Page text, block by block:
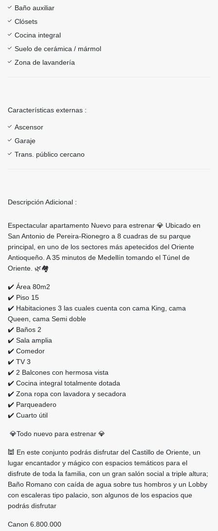
Baño auxiliar
Clósets
Cocina integral
Suelo de cerámica / mármol
Zona de lavandería
Características externas :
Ascensor
Garaje
Trans. público cercano
Descripción Adicional :
Espectacular apartamento Nuevo para estrenar 💎 Ubicado en
San Antonio de Pereira-Rionegro a 8 cuadras de su parque
principal, en uno de los sectores más apetecidos del Oriente
Antioqueño. A 35 minutos de Medellín tomando el Túnel de
Oriente. 🌿🏘️
✔️ Área 80m2
✔️ Piso 15
✔️ Habitaciones 3 las cuales cuenta con cama King, cama
Queen, cama Semi doble
✔️ Baños 2
✔️ Sala amplia
✔️ Comedor
✔️ TV 3
✔️ 2 Balcones con hermosa vista
✔️ Cocina integral totalmente dotada
✔️ Zona ropa con lavadora y secadora
✔️ Parqueadero
✔️ Cuarto útil
💎Todo nuevo para estrenar 💎
🕍 En este conjunto podrás disfrutar del Castillo de Oriente, un
lugar encantador y mágico con espacios temáticos para el
disfrute de toda la familia, con un gran salón social a triple altura;
Baño Romano con caída de agua sobre tus hombros y un Lobby
con escaleras tipo palacio, son algunos de los espacios que
podrás disfrutar
Canon 6.800.000